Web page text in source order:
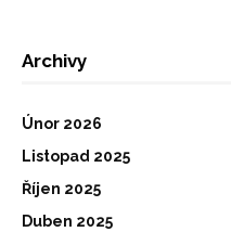
Archivy
Únor 2026
Listopad 2025
Říjen 2025
Duben 2025